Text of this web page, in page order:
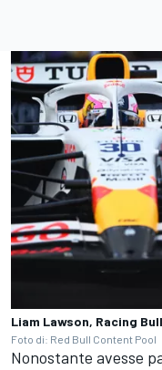
Liam Lawson, Racing
Foto di: Red Bull Content Pool
Nonostante avesse